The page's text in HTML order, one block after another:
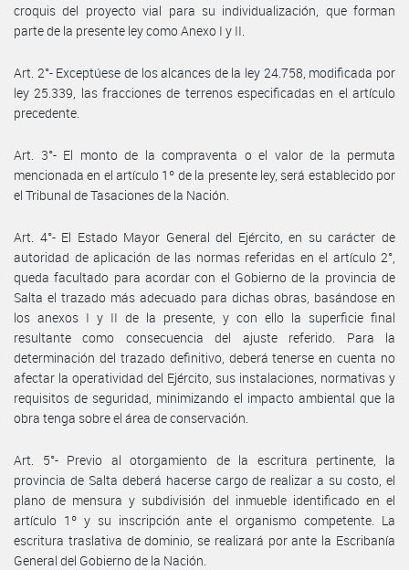
croquis del proyecto vial para su individualización, que forman
parte de la presente ley como Anexo I y II.
Art. 2°- Exceptúese de los alcances de la ley 24.758, modificada por
ley 25.339, las fracciones de terrenos especificadas en el artículo
precedente.
Art. 3°- El monto de la compraventa o el valor de la permuta
mencionada en el artículo 1º de la presente ley, será establecido por
el Tribunal de Tasaciones de la Nación.
Art. 4°- El Estado Mayor General del Ejército, en su carácter de
autoridad de aplicación de las normas referidas en el artículo 2°,
queda facultado para acordar con el Gobierno de la provincia de
Salta el trazado más adecuado para dichas obras, basándose en
los anexos I y II de la presente, y con ello la superficie final
resultante como consecuencia del ajuste referido. Para la
determinación del trazado definitivo, deberá tenerse en cuenta no
afectar la operatividad del Ejército, sus instalaciones, normativas y
requisitos de seguridad, minimizando el impacto ambiental que la
obra tenga sobre el área de conservación.
Art. 5°- Previo al otorgamiento de la escritura pertinente, la
provincia de Salta deberá hacerse cargo de realizar a su costo, el
plano de mensura y subdivisión del inmueble identificado en el
artículo 1º y su inscripción ante el organismo competente. La
escritura traslativa de dominio, se realizará por ante la Escribanía
General del Gobierno de la Nación.